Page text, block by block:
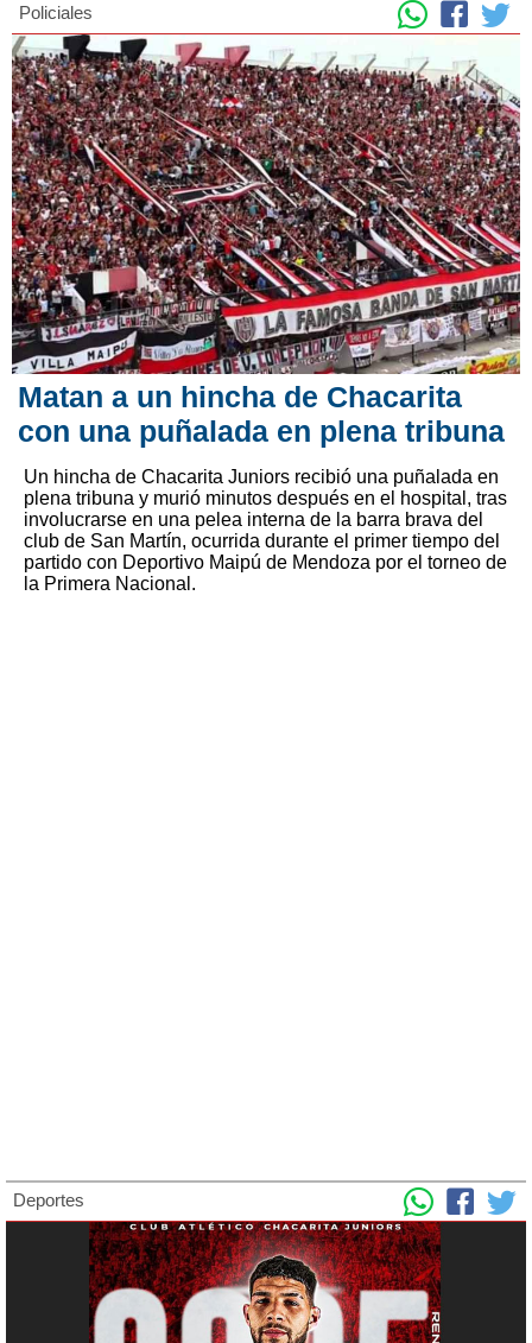
Policiales
Matan a un hincha de Chacarita
con una puñalada en plena tribuna
Un hincha de Chacarita Juniors recibió una puñalada en
plena tribuna y murió minutos después en el hospital, tras
involucrarse en una pelea interna de la barra brava del
club de San Martín, ocurrida durante el primer tiempo del
partido con Deportivo Maipú de Mendoza por el torneo de
la Primera Nacional.
Deportes